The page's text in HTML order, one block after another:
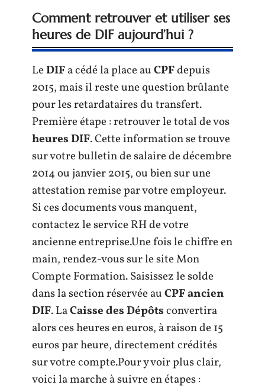
Comment retrouver et utiliser ses
heures de DIF aujourd’hui ?
LeDIFa cédé la place auCPFdepuis
2015, mais il reste une question brûlante
pour les retardataires du transfert.
Première étape : retrouver le total de vos
heures DIF. Cette information se trouve
sur votre bulletin de salaire de décembre
2014 ou janvier 2015, ou bien sur une
attestation remise par votre employeur.
Si ces documents vous manquent,
contactez le service RH de votre
ancienne entreprise.Une fois le chiffre en
main, rendez-vous sur le site Mon
Compte Formation. Saisissez le solde
dans la section réservée auCPF ancien
DIF. LaCaisse des Dépôtsconvertira
alors ces heures en euros, à raison de 15
euros par heure, directement crédités
sur votre compte.Pour y voir plus clair,
voici la marche à suivre en étapes :